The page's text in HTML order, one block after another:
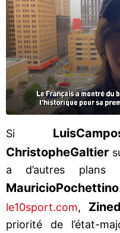
Si Luis
ChristopheGaltier
a d’autres plans
MauricioPochettino
le10sport.com,
priorité de l’état-